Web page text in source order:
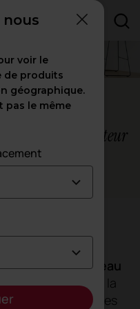
utilisateur
à un autre niveau
des clients
, la
dans les espaces
nous
voir le
de produits
géographique.
pas le même